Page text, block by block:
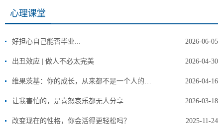
心理课堂
好担心自己能否毕业... 2026-06-05
出丑效应 | 做人不必太完美 2026-04-30
2026-04-16
让我害怕的，是喜怒哀乐都无人分享 2026-03-18
改变现在的性格，你会活得更轻松吗？ 2025-11-24